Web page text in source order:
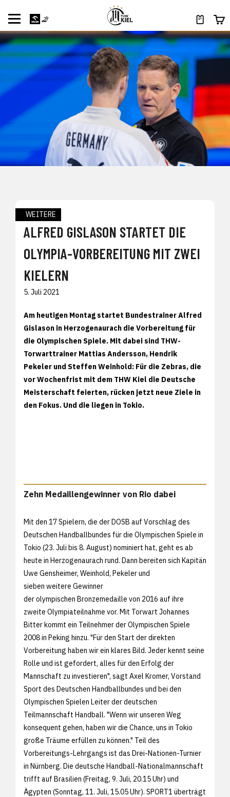
WEITERE
ALFRED GISLASON STARTET DIE
OLYMPIA-VORBEREITUNG MIT ZWEI
KIELERN
5. Juli 2021
Am heutigen Montag startet Bundestrainer Alfred
Gislason in Herzogenaurach die Vorbereitung für
die Olympischen Spiele. Mit dabei sind THW-
Torwarttrainer Mattias Andersson, Hendrik
Pekeler und Steffen Weinhold: Für die Zebras, die
vor Wochenfrist mit dem THW Kiel die Deutsche
Meisterschaft feierten, rücken jetzt neue Ziele in
den Fokus. Und die liegen in Tokio.
Zehn Medaillengewinner von Rio dabei
Mit den 17 Spielern, die der DOSB auf Vorschlag des
Deutschen Handballbundes für die Olympischen Spiele in
Tokio (23. Juli bis 8. August) nominiert hat, geht es ab
heute in Herzogenaurach rund. Dann bereiten sich Kapitän
Uwe Gensheimer, Weinhold, Pekeler und
sieben weitere Gewinner
der olympischen Bronzemedaille von 2016 auf ihre
zweite Olympiateilnahme vor. Mit Torwart Johannes
Bitter kommt ein Teilnehmer der Olympischen Spiele
2008 in Peking hinzu. "Für den Start der direkten
Vorbereitung haben wir ein klares Bild. Jeder kennt seine
Rolle und ist gefordert, alles für den Erfolg der
Mannschaft zu investieren", sagt Axel Kromer, Vorstand
Sport des Deutschen Handballbundes und bei den
Olympischen Spielen Leiter der deutschen
Teilmannschaft Handball. "Wenn wir unseren Weg
konsequent gehen, haben wir die Chance, uns in Tokio
große Träume erfüllen zu können." Teil des
Vorbereitungs-Lehrgangs ist das Drei-Nationen-Turnier
in Nürnberg. Die deutsche Handball-Nationalmannschaft
trifft auf Brasilien (Freitag, 9. Juli, 20.15 Uhr) und
Ägypten (Sonntag, 11. Juli, 15.05 Uhr). SPORT1 überträgt